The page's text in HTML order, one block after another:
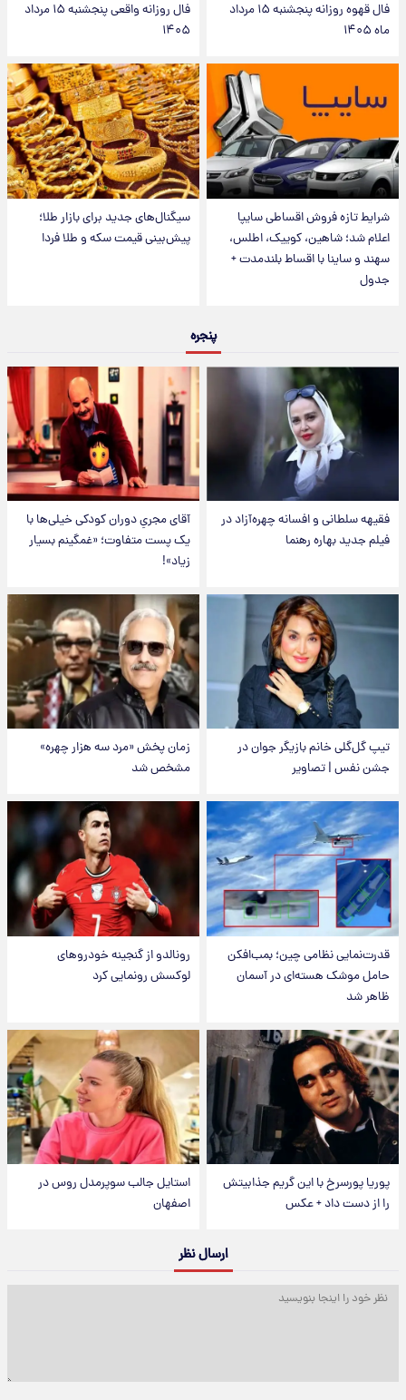
فال قهوه روزانه پنجشنبه ۱۵ مرداد
ماه ۱۴۰۵
فال روزانه واقعی پنجشنبه ۱۵ مرداد
۱۴۰۵
شرایط تازه فروش اقساطی سایپا
اعلام شد؛ شاهین، کوییک، اطلس،
سهند و ساینا با اقساط بلندمدت +
جدول
سیگنال‌های جدید برای بازار طلا؛
پیش‌بینی قیمت سکه و طلا فردا
پنجره
فقیهه سلطانی و افسانه چهره‌آزاد در
فیلم جدید بهاره رهنما
آقای مجریِ دوران کودکی خیلی‌ها با
یک پست متفاوت؛ «غمگینم بسیار
زیاد»!
تیپ گل‌گلی خانم بازیگر جوان در
جشن نفس | تصاویر
زمان پخش «مرد سه هزار چهره»
مشخص شد
قدرت‌نمایی نظامی چین؛ بمب‌افکن
حامل موشک هسته‌ای در آسمان
ظاهر شد
رونالدو از گنجینه خودروهای
لوکسش رونمایی کرد
پوریا پورسرخ با این گریم جذابیتش
را از دست داد + عکس
استایل جالب سوپرمدل روس در
اصفهان
ارسال نظر